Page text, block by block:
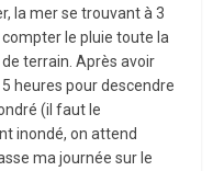
la mer se trouvant à 3
compter le pluie toute la
terrain. Après avoir
heures pour descendre
(il faut le
inondé, on attend
ma journée sur le